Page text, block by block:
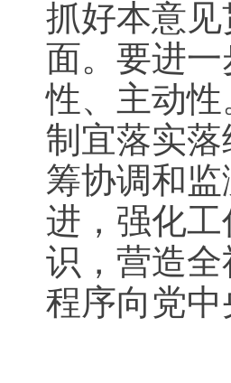
抓好本意
面。要进
性、主动
制宜落实
筹协调和
进，强化
识，营造
程序向党